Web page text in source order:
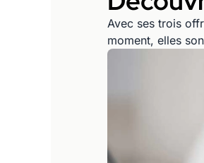
Avec ses trois
moment, elles